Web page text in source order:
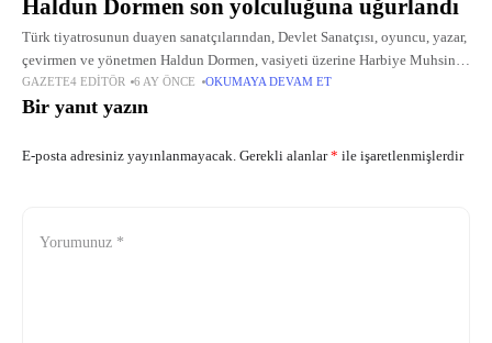
Haldun Dormen son yolculuğuna uğurlandı
Türk tiyatrosunun duayen sanatçılarından, Devlet Sanatçısı, oyuncu, yazar,
çevirmen ve yönetmen Haldun Dormen, vasiyeti üzerine Harbiye Muhsin
Ertuğrul Sahnesi’nde düzenlenen bir törenle son yolculuğuna uğurlandı.
GAZETE4 EDITÖR 6 AY ÖNCE OKUMAYA DEVAM ET
Bir yanıt yazın
E-posta adresiniz yayınlanmayacak. Gerekli alanlar* ile işaretlenmişlerdir